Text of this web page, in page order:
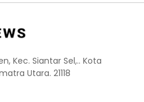
Kec. Siantar Sel,.. Kota
Utara. 21118